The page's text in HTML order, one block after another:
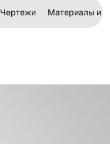
Чертежи Материалы и